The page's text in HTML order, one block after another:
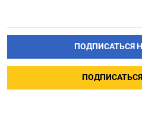
ПОДПИСАТЬСЯ
ПОДПИСАТЬСЯ